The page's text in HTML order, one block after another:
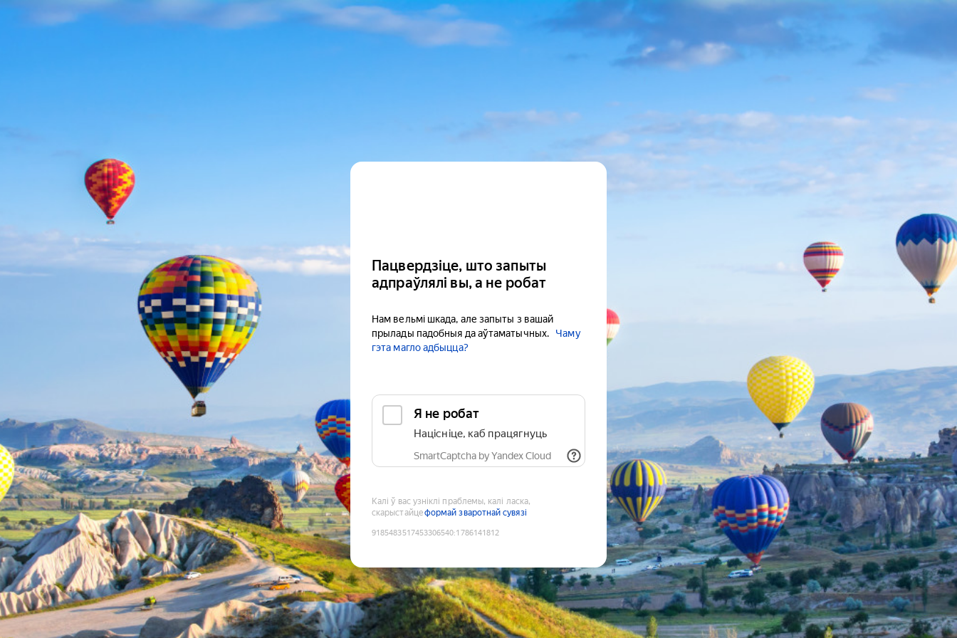
Пацвердзіце, што запыты
адпраўлялі вы, а не робат
Нам вельмі шкада, але запыты з вашай
прылады падобныя да аўтаматычных.
Чаму
гэта магло адбыцца?
Я не робат
Націсніце, каб працягнуць
SmartCaptcha by Yandex Cloud
Калі ў вас узніклі праблемы, калі ласка,
скарыстайцеформай зваротнай сувязі
9185483517453306540:1786141812